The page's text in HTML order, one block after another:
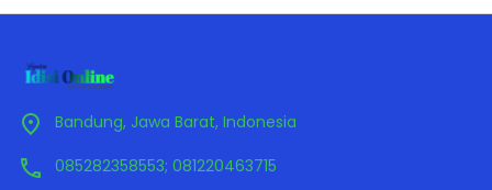
Bandung, Jawa Barat, Indonesia
085282358553; 081220463715